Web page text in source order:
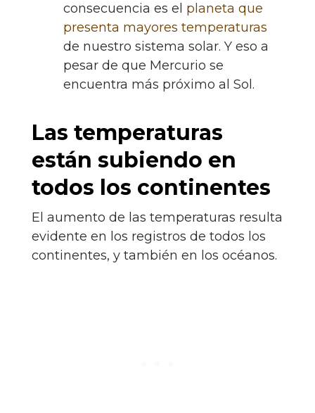
consecuencia es el planeta que
presenta mayores temperaturas
de nuestro sistema solar. Y eso a
pesar de que Mercurio se
encuentra más próximo al Sol.
Las temperaturas
están subiendo en
todos los continentes
El aumento de las temperaturas resulta
evidente en los registros de todos los
continentes, y también en los océanos.